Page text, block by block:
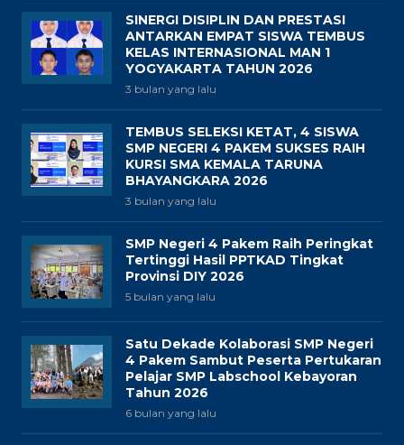
SINERGI DISIPLIN DAN PRESTASI
ANTARKAN EMPAT SISWA TEMBUS
KELAS INTERNASIONAL MAN 1
YOGYAKARTA TAHUN 2026
3 bulan yang lalu
TEMBUS SELEKSI KETAT, 4 SISWA
SMP NEGERI 4 PAKEM SUKSES RAIH
KURSI SMA KEMALA TARUNA
BHAYANGKARA 2026
3 bulan yang lalu
SMP Negeri 4 Pakem Raih Peringkat
Tertinggi Hasil PPTKAD Tingkat
Provinsi DIY 2026
5 bulan yang lalu
Satu Dekade Kolaborasi SMP Negeri
4 Pakem Sambut Peserta Pertukaran
Pelajar SMP Labschool Kebayoran
Tahun 2026
6 bulan yang lalu